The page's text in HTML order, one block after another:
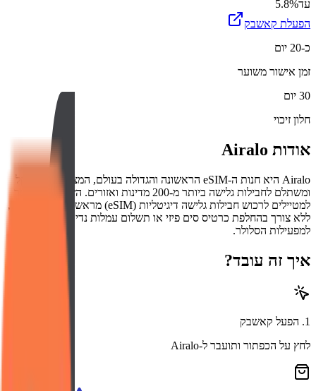
עד5.8%
הפעלת קאשבק
כ-20 יום
זמן אישור משוער
30 יום
חלון זיכוי
אודות Airalo
Airalo היא חנות ה-eSIM הראשונה והגדולה בעולם, המציעה פתרון קל
ומשתלם לחבילות גלישה ביותר מ-200 מדינות ואזורים. השירות מאפשר
למטיילים לרכוש חבילות גלישה דיגיטליות (eSIM) מראש או עם הנחיתה,
ללא צורך בהחלפת כרטיס סים פיזי או תשלום עמלות נדידה יקרות
למפעילות הסלולר.
איך זה עובד?
1
. הפעל קאשבק
לחץ על הכפתור ותועבר ל-Airalo